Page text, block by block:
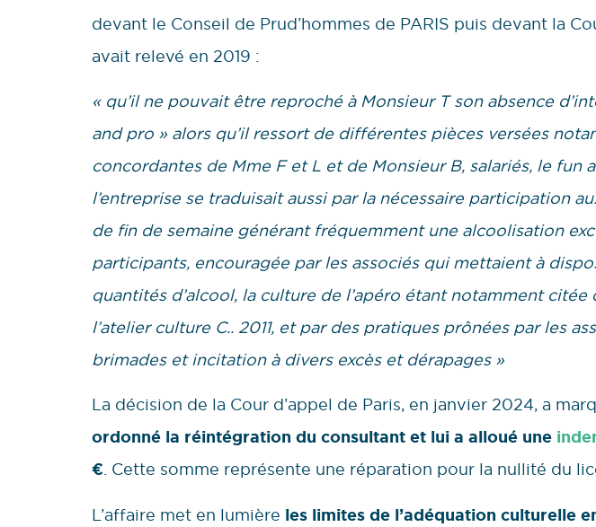
devant le Conseil de Prud’hommes de PARIS puis devant la
avait relevé en 2019 :
« qu’il ne pouvait être reproché à Monsieur T son absence
and pro » alors qu’il ressort de différentes pièces versées
concordantes de Mme F et L et de Monsieur B, salariés, le fun
l’entreprise se traduisait aussi par la nécessaire participation
de fin de semaine générant fréquemment une alcoolisation
participants, encouragée par les associés qui mettaient à
quantités d’alcool, la culture de l’apéro étant notamment
l’atelier culture C.. 2011, et par des pratiques prônées par les
brimades et incitation à divers excès et dérapages »
La décision de la Cour d’appel de Paris, en janvier 2024, a
ordonné la réintégration du consultant et lui a alloué une
€. Cette somme représente une réparation pour la nullité du
L’affaire met en lumière les limites de l’adéquation culturelle